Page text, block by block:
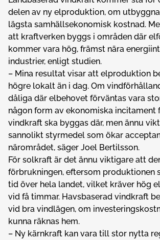
delen av ny elproduktion, om
lägsta samhällsekonomisk kostnad.
att kraftverken byggs i områden där
kommer vara hög, främst nära
industrier, enligt studien.
– Mina resultat visar att elproduktion
högre lokalt än i dag. Om
dåliga där elbehovet förväntas vara
någon form av ekonomiska incitament
vindkraft ska byggas där, men ännu
sannolikt styrmedel som ökar
närområdet, säger Joel Bertilsson.
För solkraft är det ännu viktigare att
förbrukningen, eftersom produktionen
tid över hela landet, vilket kräver hög
vid få timmar. Havsbaserad vindkraft
vid bra vindlägen, om
kunna räknas hem.
– Ny kärnkraft kan vara till stor nytta